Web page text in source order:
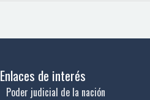
Enlaces de interés
Poder judicial de la nación